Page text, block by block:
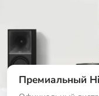
Премиальный